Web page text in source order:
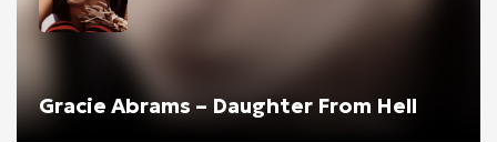
Gracie Abrams – Daughter From Hell